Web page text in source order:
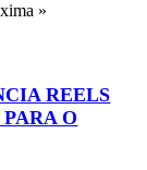
»
REELS
O